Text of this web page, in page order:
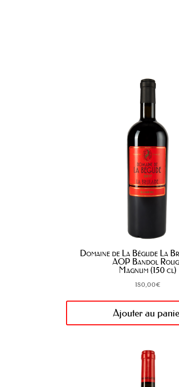
Domaine de La Bégude La
AOP Bandol
Magnum (150 cl)
180,00€
Ajouter au